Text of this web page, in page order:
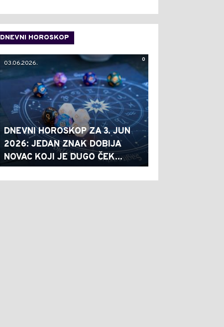
DNEVNI HOROSKOP
0
03.06.2026.
DNEVNI HOROSKOP ZA 3. JUN
2026: JEDAN ZNAK DOBIJA
NOVAC KOJI JE DUGO ČEK...